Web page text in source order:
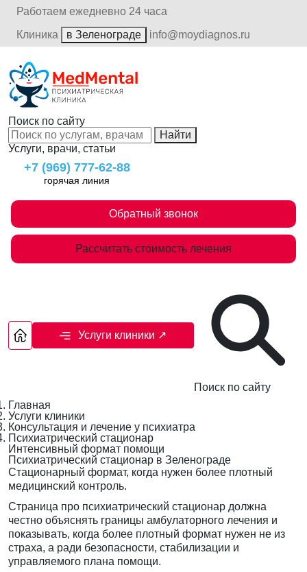
Работаем ежедневно 24 часа
Клиника
в Зеленограде info@moydiagnos.ru
Поиск по сайту
Найти
Услуги, врачи, статьи
+7 (969) 777-62-88
горячая линия
Обратный звонок
Рассчитать стоимость лечения
Услуги клиники ↗
Поиск по сайту
Главная
Услуги клиники
Консультация и лечение у психиатра
Психиатрический стационар
Интенсивный формат помощи
Психиатрический стационар в Зеленограде
Стационарный формат, когда нужен более плотный
медицинский контроль.
Страница про психиатрический стационар должна
честно объяснять границы амбулаторного лечения и
показывать, когда более плотный формат нужен не из
страха, а ради безопасности, стабилизации и
управляемого плана помощи.